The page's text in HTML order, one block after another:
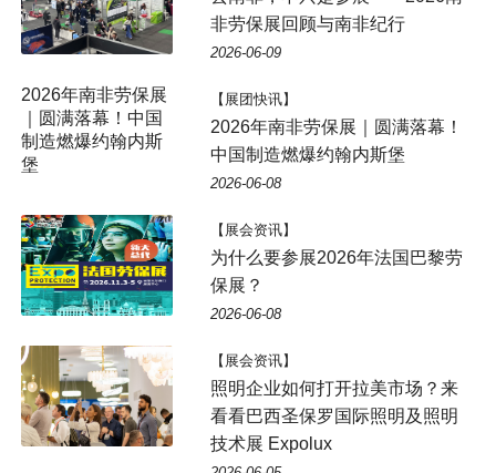
非劳保展回顾与南非纪行
2026-06-09
2026年南非劳保展
｜圆满落幕！中国
制造燃爆约翰内斯
堡
【展团快讯】
2026年南非劳保展｜圆满落幕！
中国制造燃爆约翰内斯堡
2026-06-08
【展会资讯】
为什么要参展2026年法国巴黎劳
保展？
2026-06-08
【展会资讯】
照明企业如何打开拉美市场？来
看看巴西圣保罗国际照明及照明
技术展 Expolux